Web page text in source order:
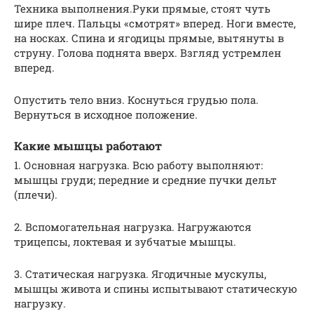
Техника выполнения.Руки прямые, стоят чуть
шире плеч. Пальцы «смотрят» вперед. Ноги вместе,
на носках. Спина и ягодицы прямые, вытянуты в
струну. Голова поднята вверх. Взгляд устремлен
вперед.
Опустить тело вниз. Коснуться грудью пола.
Вернуться в исходное положение.
Какие мышцы работают
1. Основная нагрузка. Всю работу выполняют:
мышцы груди; передние и средние пучки дельт
(плечи).
2. Вспомогательная нагрузка. Нагружаются
трицепсы, локтевая и зубчатые мышцы.
3. Статическая нагрузка. Ягодичные мускулы,
мышцы живота и спины испытывают статическую
нагрузку.